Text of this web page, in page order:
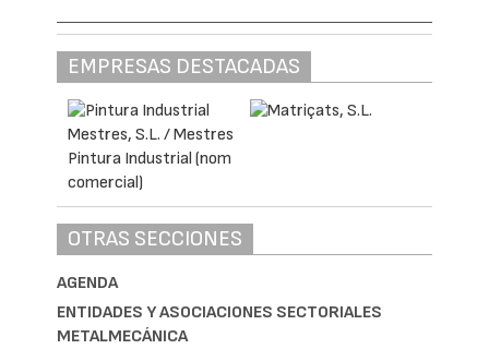
EMPRESAS DESTACADAS
OTRAS SECCIONES
AGENDA
ENTIDADES Y ASOCIACIONES SECTORIALES
METALMECÁNICA